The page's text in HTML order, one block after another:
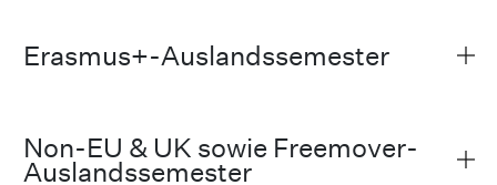
Erasmus+-Auslandssemester
Non-EU & UK sowie Freemover-
Auslandssemester